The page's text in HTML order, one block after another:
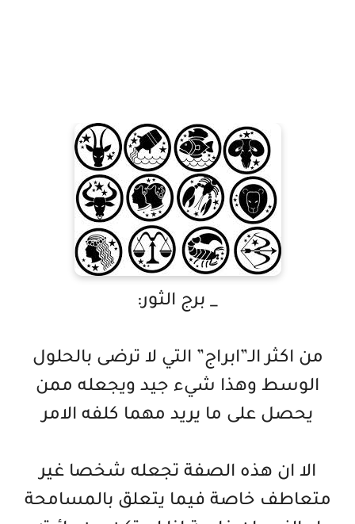
_ برج الثور:
من اكثر الـ”ابراج” التي لا ترضى بالحلول
الوسط وهذا شيء جيد ويجعله ممن
يحصل على ما يريد مهما كلفه الامر
الا ان هذه الصفة تجعله شخصا غير
متعاطف خاصة فيما يتعلق بالمسامحة